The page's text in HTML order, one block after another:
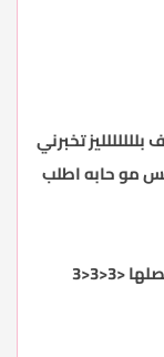
تخبرني
مو حابه اطلب